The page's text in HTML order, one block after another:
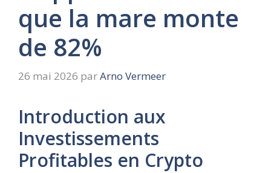
que la mare monte
de 82%
26 mai 2026 parArno Vermeer
Introduction aux
Investissements
Profitables en Crypto